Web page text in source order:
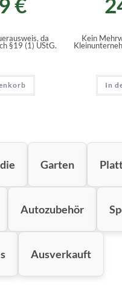
da
§19 (1) UStG.
Kein
In
Garten
Autozubehör
Ausverkauft